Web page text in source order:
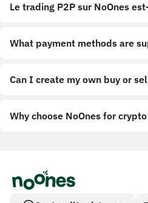
Le trading P2P sur NoOnes
What payment methods are
Can I create my own buy or
Why choose NoOnes for